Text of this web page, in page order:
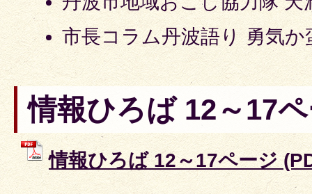
市長コラム丹波語り 勇気か
情報ひろば 12～17
情報ひろば 12～17ページ